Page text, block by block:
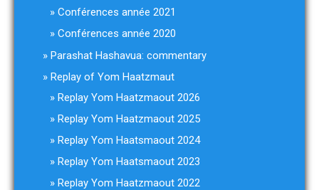
Conférences année 2021
Conférences année 2020
Parashat Hashavua: commentary
Replay of Yom Haatzmaut
Replay Yom Haatzmaout 2026
Replay Yom Haatzmaout 2025
Replay Yom Haatsmaout 2024
Replay Yom Haatsmaout 2023
Replay Yom Haatzmaout 2022